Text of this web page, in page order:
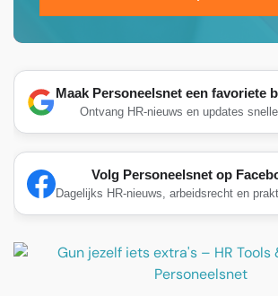
Maak Personeelsnet een favoriete
Ontvang HR-nieuws en updates
Volg Personeelsnet op
Dagelijks HR-nieuws, arbeidsrecht en